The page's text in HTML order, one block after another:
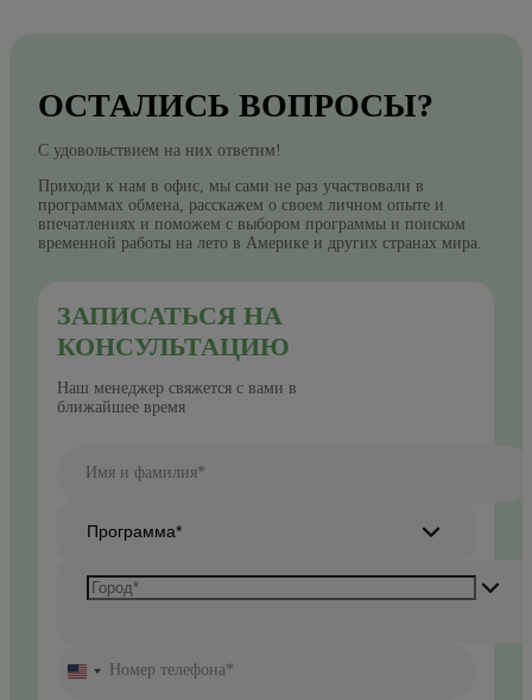
ОСТАЛИСЬ ВОПРОСЫ?
С удовольствием на них ответим!
Приходи к нам в офис, мы сами не раз участвовали в
программах обмена, расскажем о своем личном опыте и
впечатлениях и поможем с выбором программы и поиском
временной работы на лето в Америке и других странах мира.
ЗАПИСАТЬСЯ НА
КОНСУЛЬТАЦИЮ
Наш менеджер свяжется с вами в
ближайшее время
Имя и фамилия*
Программа*
UnitedНомер телефона*